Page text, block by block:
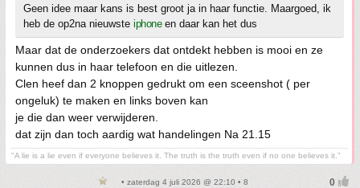
Geen idee maar kans is best groot ja in haar functie. Maargoed, ik
heb de op2na nieuwste iphoneen daar kan het dus
Maar dat de onderzoekers dat ontdekt hebben is mooi en ze
kunnen dus in haar telefoon en die uitlezen.
Clen heef dan 2 knoppen gedrukt om een sceenshot ( per
ongeluk) te maken en links boven kan
je die dan weer verwijderen.
dat zijn dan toch aardig wat handelingen Na 21.15
"A lie is a lie even if everyone believes it. The truth is the truth even if no one believes it."
• zaterdag 4 juli 2026 @ 22:10 • 8